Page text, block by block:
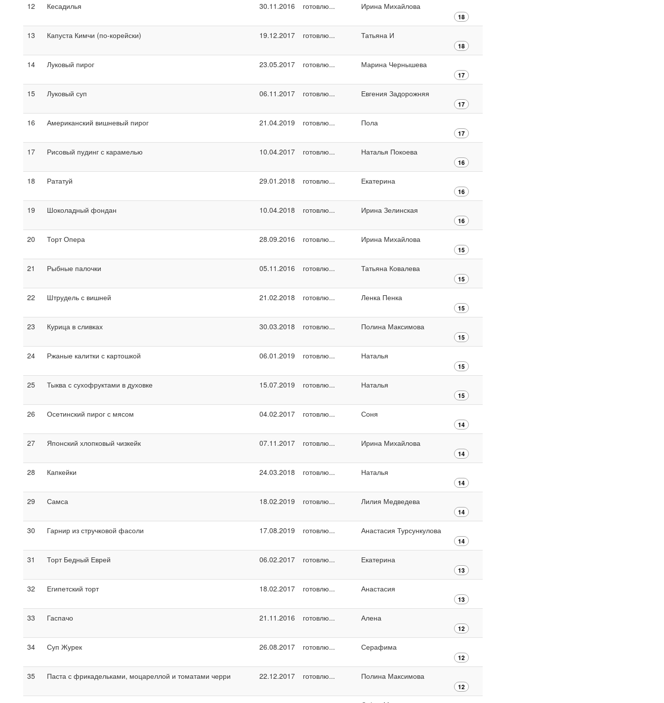
12 Кесадилья 30.11.2016 готовлю... Ирина Михайлова
18
13 Капуста Кимчи (по-корейски) 19.12.2017 готовлю... Татьяна И
18
14 Луковый пирог 23.05.2017 готовлю... Марина Чернышева
17
15 Луковый суп 06.11.2017 готовлю... Евгения Задорожняя
17
16 Американский вишневый пирог 21.04.2019 готовлю... Пола
17
17 Рисовый пудинг с карамелью 10.04.2017 готовлю... Наталья Покоева
16
18 Рататуй 29.01.2018 готовлю... Екатерина
16
19 Шоколадный фондан 10.04.2018 готовлю... Ирина Зелинская
16
20 Торт Опера 28.09.2016 готовлю... Ирина Михайлова
15
21 Рыбные палочки 05.11.2016 готовлю... Татьяна Ковалева
15
22 Штрудель с вишней 21.02.2018 готовлю... Ленка Пенка
15
23 Курица в сливках 30.03.2018 готовлю... Полина Максимова
15
24 Ржаные калитки с картошкой 06.01.2019 готовлю... Наталья
15
25 Тыква с сухофруктами в духовке 15.07.2019 готовлю... Наталья
15
26 Осетинский пирог с мясом 04.02.2017 готовлю... Соня
14
27 Японский хлопковый чизкейк 07.11.2017 готовлю... Ирина Михайлова
14
28 Капкейки 24.03.2018 готовлю... Наталья
14
29 Самса 18.02.2019 готовлю... Лилия Медведева
14
30 Гарнир из стручковой фасоли 17.08.2019 готовлю... Анастасия Турсункулова
14
31 Торт Бедный Еврей 06.02.2017 готовлю... Екатерина
13
32 Египетский торт 18.02.2017 готовлю... Анастасия
13
33 Гаспачо 21.11.2016 готовлю... Алена
12
34 Суп Журек 26.08.2017 готовлю... Серафима
12
35 Паста с фрикадельками, моцареллой и томатами черри 22.12.2017 готовлю... Полина Максимова
12